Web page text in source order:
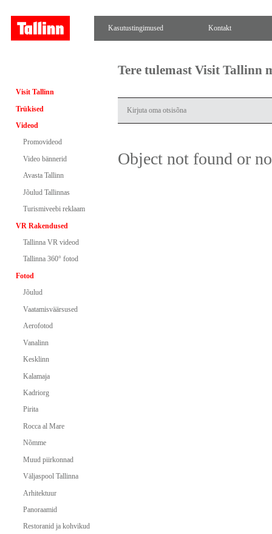
Kasutustingimused Kontakt
Visit Tallinn
Trükised
Videod
Promovideod
Video bännerid
Avasta Tallinn
Jõulud Tallinnas
Turismiveebi reklaam
VR Rakendused
Tallinna VR videod
Tallinna 360° fotod
Fotod
Jõulud
Vaatamisväärsused
Aerofotod
Vanalinn
Kesklinn
Kalamaja
Kadriorg
Pirita
Rocca al Mare
Nõmme
Muud piirkonnad
Väljaspool Tallinna
Arhitektuur
Panoraamid
Restoranid ja kohvikud
Tere tulemast Visit Tallinn
Object not found or